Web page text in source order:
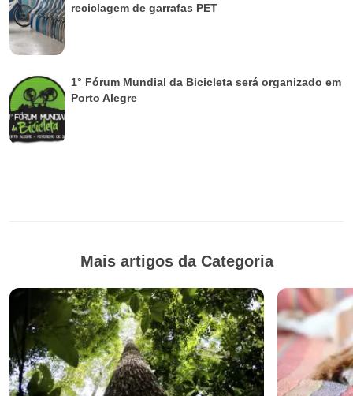
reciclagem de garrafas PET
1° Fórum Mundial da Bicicleta será organizado em
Porto Alegre
Mais artigos da Categoria